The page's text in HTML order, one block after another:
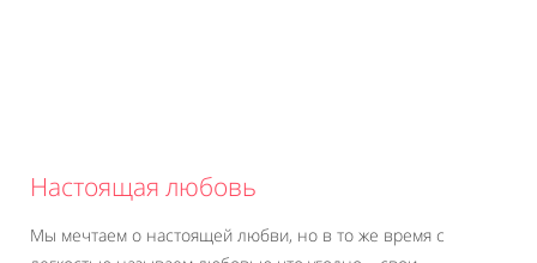
Настоящая любовь
Мы мечтаем о настоящей любви, но в то же время с